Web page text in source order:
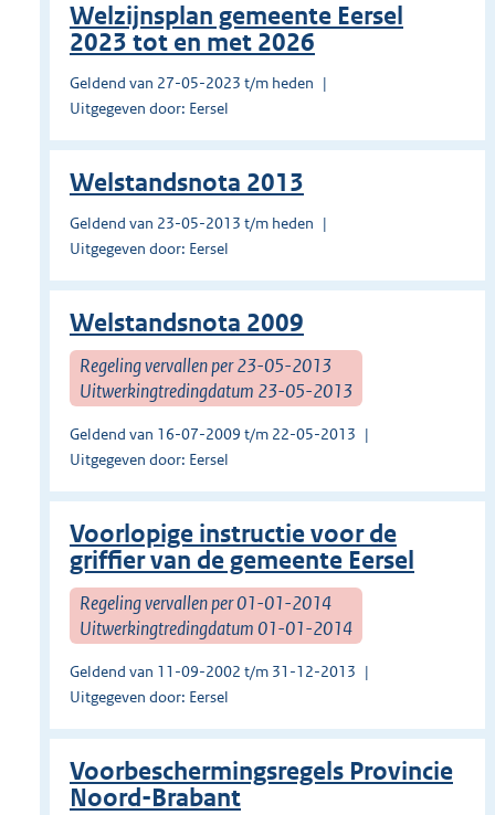
Welzijnsplan gemeente Eersel
2023 tot en met 2026
Geldend van 27-05-2023 t/m heden
Uitgegeven door: Eersel
Welstandsnota 2013
Geldend van 23-05-2013 t/m heden
Uitgegeven door: Eersel
Welstandsnota 2009
Regeling vervallen per 23-05-2013
Uitwerkingtredingdatum 23-05-2013
Geldend van 16-07-2009 t/m 22-05-2013
Uitgegeven door: Eersel
Voorlopige instructie voor de
griffier van de gemeente Eersel
Regeling vervallen per 01-01-2014
Uitwerkingtredingdatum 01-01-2014
Geldend van 11-09-2002 t/m 31-12-2013
Uitgegeven door: Eersel
Voorbeschermingsregels Provincie
Noord-Brabant